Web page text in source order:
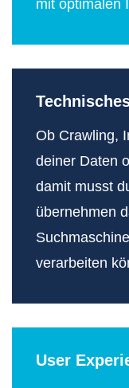
mit optimalen
Ob Crawling,
deiner Daten
damit musst
übernehmen
verarbeiten
User